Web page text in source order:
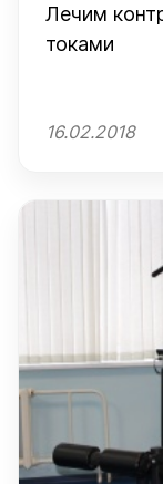
Лечим
токами
16.02.2018